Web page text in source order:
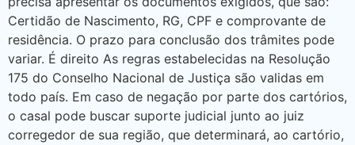
Certidão de Nascimento, RG, CPF e comprovante de
residência. O prazo para conclusão dos trâmites pode
variar. É direito As regras estabelecidas na Resolução
175 do Conselho Nacional de Justiça são validas em
todo país. Em caso de negação por parte dos cartórios,
o casal pode buscar suporte judicial junto ao juiz
corregedor de sua região, que determinará, ao cartório,